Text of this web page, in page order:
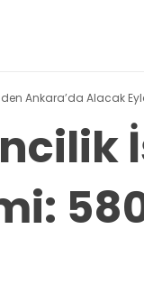
Ankara’da Alacak